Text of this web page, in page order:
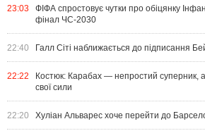
23:03
ФІФА спростовує чутки про обіцянку
фінал ЧС-2030
22:40 Галл Сіті наближається до підписання
22:22
Костюк: Карабах — непростий суперник,
свої сили
22:20 Хуліан Альварес хоче перейти до